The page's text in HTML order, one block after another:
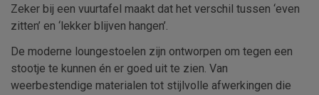
Zeker bij een vuurtafel maakt dat het verschil tussen ‘even
zitten’ en ‘lekker blijven hangen’.
De moderne loungestoelen zijn ontworpen om tegen een
stootje te kunnen én er goed uit te zien. Van
weerbestendige materialen tot stijlvolle afwerkingen die